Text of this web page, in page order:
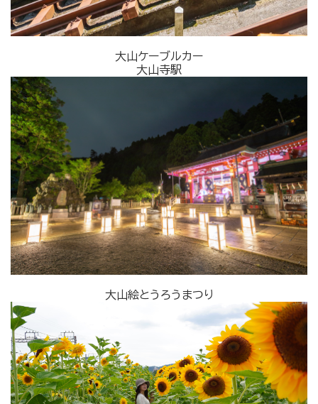
大山ケーブルカー
大山寺駅
大山絵とうろうまつり